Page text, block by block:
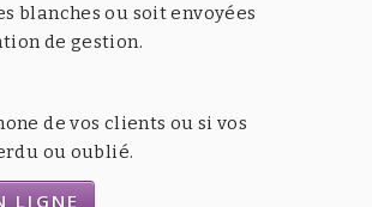
blanches ou soit envoyées
de gestion.
de vos clients ou si vos
ou oublié.
LIGNE